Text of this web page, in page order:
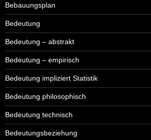
Bebauungsplan
Bedeutung
Bedeutung – abstrakt
Bedeutung – empirisch
Bedeutung impliziert Statistik
Bedeutung philosophisch
Bedeutung technisch
Bedeutungsbeziehung